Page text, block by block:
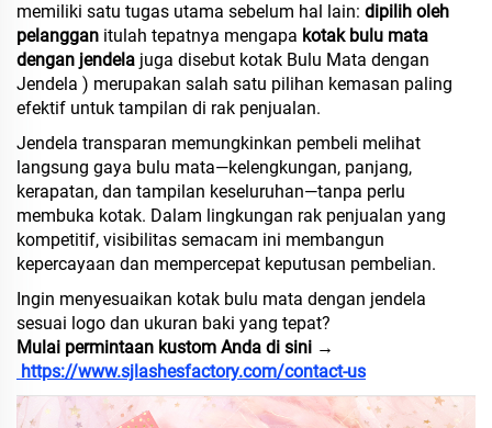
memiliki satu tugas utama sebelum hal lain: dipilih oleh
pelanggan itulah tepatnya mengapa kotak bulu mata
dengan jendela juga disebut kotak Bulu Mata dengan
Jendela ) merupakan salah satu pilihan kemasan paling
efektif untuk tampilan di rak penjualan.
Jendela transparan memungkinkan pembeli melihat
langsung gaya bulu mata—kelengkungan, panjang,
kerapatan, dan tampilan keseluruhan—tanpa perlu
membuka kotak. Dalam lingkungan rak penjualan yang
kompetitif, visibilitas semacam ini membangun
kepercayaan dan mempercepat keputusan pembelian.
Ingin menyesuaikan kotak bulu mata dengan jendela
sesuai logo dan ukuran baki yang tepat?
Mulai permintaan kustom Anda di sini →
https://www.sjlashesfactory.com/contact-us